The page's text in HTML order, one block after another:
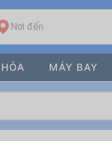
Nơi đến
MÁY BAY